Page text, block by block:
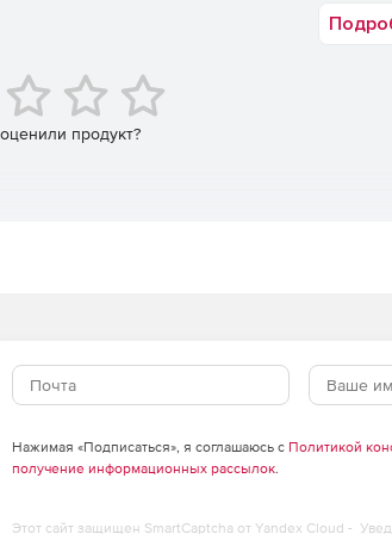
Windows, а также тех, кто вводил неверные
лиц доступ к компьютеру получают
блокирует Windows, когда
пользователя.
лица при разной освещенности и в разных
плагин LemonDay дают возможность
фотографии его лица.
продукт?
Нажимая «Подписаться», я соглашаюсь с Политикой
получение информационных рассылок.
Этот сайт защищен SmartCaptcha от Yandex Cloud -